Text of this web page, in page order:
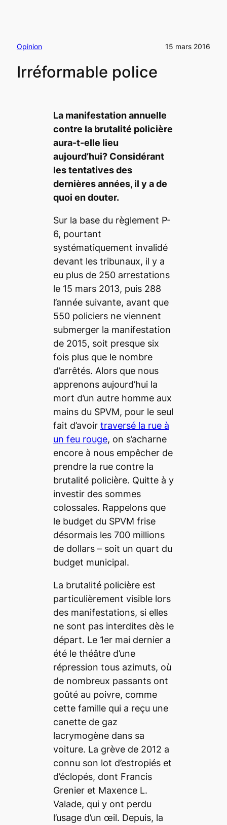
Opinion 15 mars 2016
Irréformable police
La manifestation annuelle
contre la brutalité policière
aura-t-elle lieu
aujourd’hui? Considérant
les tentatives des
dernières années, il y a de
quoi en douter.
Sur la base du règlement P-
6, pourtant
systématiquement invalidé
devant les tribunaux, il y a
eu plus de 250 arrestations
le 15 mars 2013, puis 288
l’année suivante, avant que
550 policiers ne viennent
submerger la manifestation
de 2015, soit presque six
fois plus que le nombre
d’arrêtés. Alors que nous
apprenons aujourd’hui la
mort d’un autre homme aux
mains du SPVM, pour le seul
fait d’avoir traversé la rue à
un feu rouge, on s’acharne
encore à nous empêcher de
prendre la rue contre la
brutalité policière. Quitte à y
investir des sommes
colossales. Rappelons que
le budget du SPVM frise
désormais les 700 millions
de dollars – soit un quart du
budget municipal.
La brutalité policière est
particulièrement visible lors
des manifestations, si elles
ne sont pas interdites dès le
départ. Le 1er mai dernier a
été le théâtre d’une
répression tous azimuts, où
de nombreux passants ont
goûté au poivre, comme
cette famille qui a reçu une
canette de gaz
lacrymogène dans sa
voiture. La grève de 2012 a
connu son lot d’estropiés et
d’éclopés, dont Francis
Grenier et Maxence L.
Valade, qui y ont perdu
l’usage d’un œil. Depuis, la